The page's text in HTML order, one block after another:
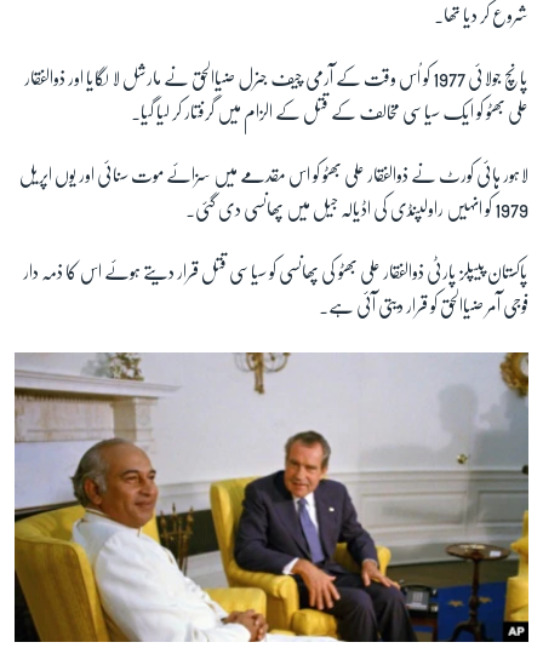
شروع کر دیا تھا۔
پانچ جولائی 1977 کو اُس وقت کے آرمی چیف جنرل ضیاالحق نے مارشل لا لگایا اور ذوالفقار
علی بھٹو کو ایک سیاسی مخالف کے قتل کے الزام میں گرفتار کر لیا گیا۔
لاہور ہائی کورٹ نے ذوالفقار علی بھٹو کو اس مقدمے میں سزائے موت سنائی اور یوں اپریل
1979 کو انہیں راولپنڈی کی اڈیالہ جیل میں پھانسی دی گئی۔
پاکستان پیپلز پارٹی ذوالفقار علی بھٹو کی پھانسی کو سیاسی قتل قرار دیتے ہوئے اس کا ذمہ دار
فوجی آمر ضیاالحق کو قرار دیتی آئی ہے۔